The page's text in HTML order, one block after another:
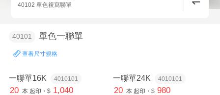
40102 單色複寫聯單
40101 單色一聯單
查看尺寸規格
一聯單16K 4010101
20 本 起印・$ 1,040
一聯單24K 4010101
20 本 起印・$ 980